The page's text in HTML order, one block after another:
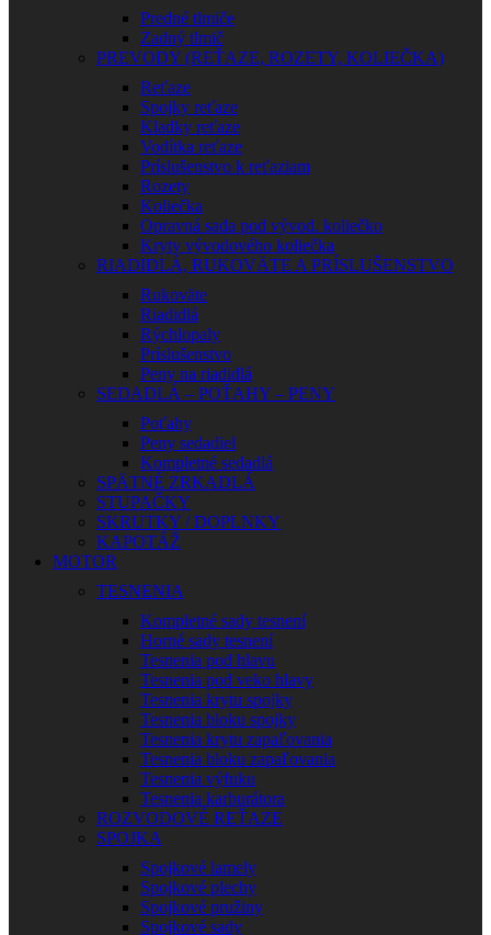
Predné tlmiče
Zadný tlmič
PREVODY (REŤAZE, ROZETY, KOLIEČKA)
Reťaze
Spojky reťaze
Kladky reťaze
Vodítka reťaze
Príslušenstvo k reťaziam
Rozety
Koliečka
Opravná sada pod vývod. koliečko
Kryty vývodového koliečka
RIADIDLÁ, RUKOVÄTE A PRÍSLUŠENSTVO
Rukoväte
Riadidlá
Rýchlopaly
Príslušenstvo
Peny na riadidlá
SEDADLÁ – POŤAHY – PENY
Poťahy
Peny sedadiel
Kompletné sedadlá
SPÄTNÉ ZRKADLÁ
STUPAČKY
SKRUTKY / DOPLNKY
KAPOTÁŽ
MOTOR
TESNENIA
Kompletné sady tesnení
Horné sady tesnení
Tesnenia pod hlavu
Tesnenia pod veko hlavy
Tesnenia krytu spojky
Tesnenia bloku spojky
Tesnenia krytu zapaľovania
Tesnenia bloku zapaľovania
Tesnenia výfuku
Tesnenia karburátora
ROZVODOVÉ REŤAZE
SPOJKA
Spojkové lamely
Spojkové plechy
Spojkové pružiny
Spojkové sady